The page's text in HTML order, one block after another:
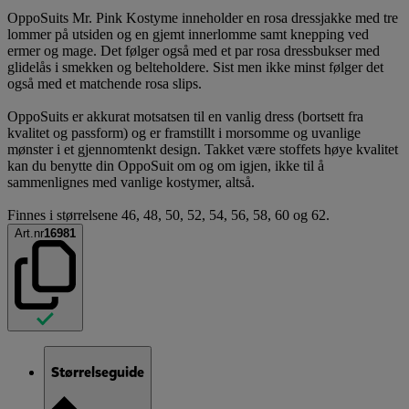
OppoSuits Mr. Pink Kostyme inneholder en rosa dressjakke med tre
lommer på utsiden og en gjemt innerlomme samt knepping ved
ermer og mage. Det følger også med et par rosa dressbukser med
glidelås i smekken og belteholdere. Sist men ikke minst følger det
også med et matchende rosa slips.
OppoSuits er akkurat motsatsen til en vanlig dress (bortsett fra
kvalitet og passform) og er framstillt i morsomme og uvanlige
mønster i et gjennomtenkt design. Takket være stoffets høye kvalitet
kan du benytte din OppoSuit om og om igjen, ikke til å
sammenlignes med vanlige kostymer, altså.
Finnes i størrelsene 46, 48, 50, 52, 54, 56, 58, 60 og 62.
Art.nr16981
Størrelseguide